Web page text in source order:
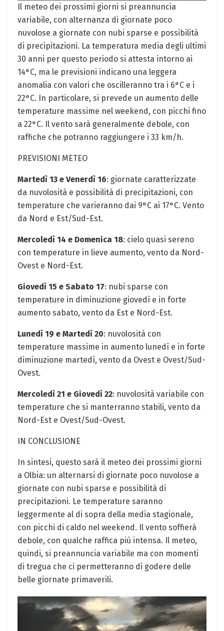
Il meteo dei prossimi giorni si preannuncia
variabile, con alternanza di giornate poco
nuvolose a giornate con nubi sparse e possibilità
di precipitazioni. La temperatura media degli ultimi
30 anni per questo periodo si attesta intorno ai
14°C, ma le previsioni indicano una leggera
anomalia con valori che oscilleranno tra i 6°C e i
22°C. In particolare, si prevede un aumento delle
temperature massime nel weekend, con picchi fino
a 22°C. Il vento sarà generalmente debole, con
raffiche che potranno raggiungere i 33 km/h.
PREVISIONI METEO
Martedì 13 e Venerdì 16: giornate caratterizzate
da nuvolosità e possibilità di precipitazioni, con
temperature che varieranno dai 9°C ai 17°C. Vento
da Nord e Est/Sud-Est.
Mercoledì 14 e Domenica 18: cielo quasi sereno
con temperature in lieve aumento, vento da Nord-
Ovest e Nord-Est.
Giovedì 15 e Sabato 17: nubi sparse con
temperature in diminuzione giovedì e in forte
aumento sabato, vento da Est e Nord-Est.
Lunedì 19 e Martedì 20: nuvolosità con
temperature massime in aumento lunedì e in forte
diminuzione martedì, vento da Ovest e Ovest/Sud-
Ovest.
Mercoledì 21 e Giovedì 22: nuvolosità variabile con
temperature che si manterranno stabili, vento da
Nord-Est e Ovest/Sud-Ovest.
IN CONCLUSIONE
In sintesi, questo sarà il meteo dei prossimi giorni
a Olbia: un alternarsi di giornate poco nuvolose a
giornate con nubi sparse e possibilità di
precipitazioni. Le temperature saranno
leggermente al di sopra della media stagionale,
con picchi di caldo nel weekend. Il vento soffierà
debole, con qualche raffica più intensa. Il meteo,
quindi, si preannuncia variabile ma con momenti
di tregua che ci permetteranno di godere delle
belle giornate primaverili.